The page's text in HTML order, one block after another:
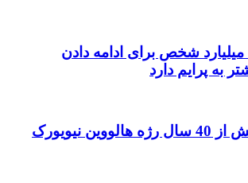
آمازون 143 میلیارد شخص برای ادامه دادن
به پرایم دارد
نیویورک